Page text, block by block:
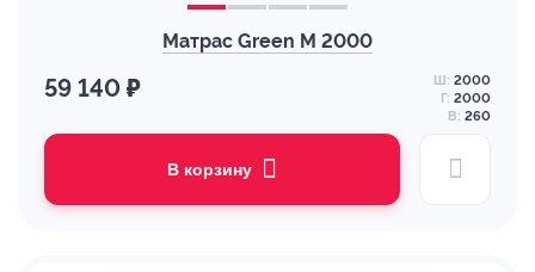
Матрас Green M 2000
59 140 ₽ Ш: 2000
Г: 2000
В: 260
В корзину